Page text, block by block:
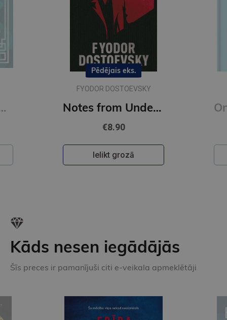
Edition with Ribbon Marker
Pēdējais eks.
FYODOR DOSTOEVSKY
Notes from Underground : Gilded Pocket Edition (Arcturus Ornate Classics)
€8.90
Ielikt grozā
Kāds nesen iegādājās
Šīs preces ir pamanījuši citi e-veikala apmeklētāji